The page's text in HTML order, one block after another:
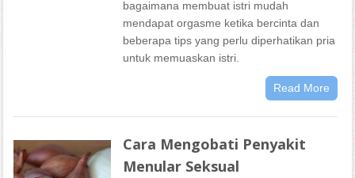
bagaimana membuat istri mudah
mendapat orgasme ketika bercinta dan
beberapa tips yang perlu diperhatikan pria
untuk memuaskan istri.
Read More
Cara Mengobati Penyakit
Menular Seksual